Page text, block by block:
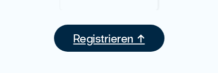
Registrieren ↑